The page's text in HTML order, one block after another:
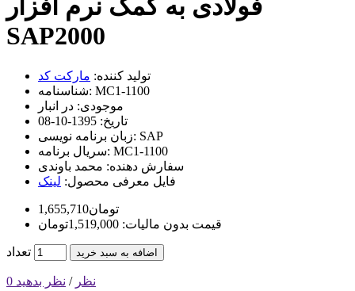
فولادی به کمک نرم افزار
SAP2000
تولید کننده: مارکت کد
شناسنامه: MC1-1100
موجودی: در انبار
تاریخ: 1395-10-08
زبان برنامه نویسی: SAP
سریال برنامه: MC1-1100
سفارش دهنده: محمد باوندی
فایل معرفی محصول: لینک
1,655,710تومان
قیمت بدون مالیات: 1,519,000تومان
تعداد اضافه به سبد خرید
0 نظر / نظر بدهید